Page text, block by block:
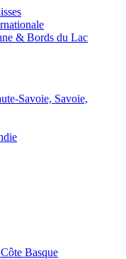
& Bords du Lac
Savoie, Savoie,
Basque